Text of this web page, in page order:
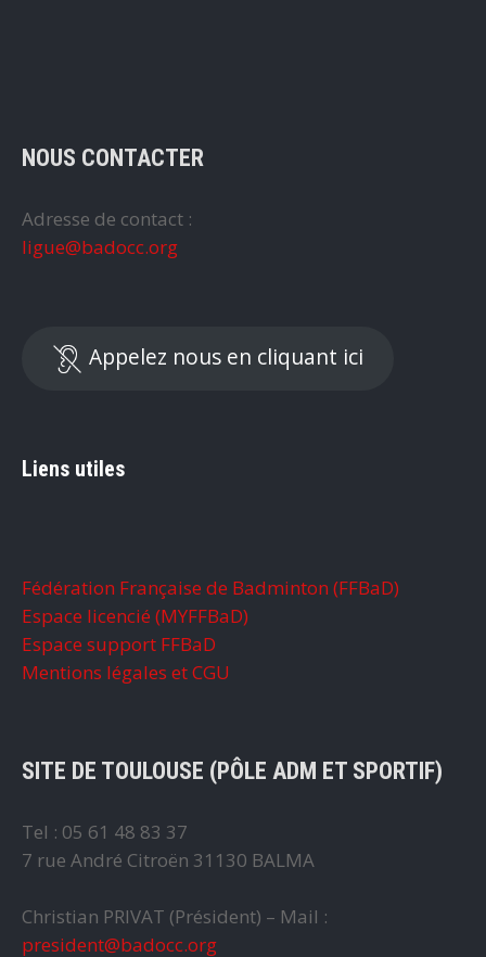
NOUS CONTACTER
Adresse de contact :
ligue@badocc.org
Appelez nous en cliquant ici
Liens utiles
Fédération Française de Badminton (FFBaD)
Espace licencié (MYFFBaD)
Espace support FFBaD
Mentions légales et CGU
SITE DE TOULOUSE (PÔLE ADM ET SPORTIF)
Tel : 05 61 48 83 37
7 rue André Citroën 31130 BALMA
Christian PRIVAT (Président) – Mail :
president@badocc.org